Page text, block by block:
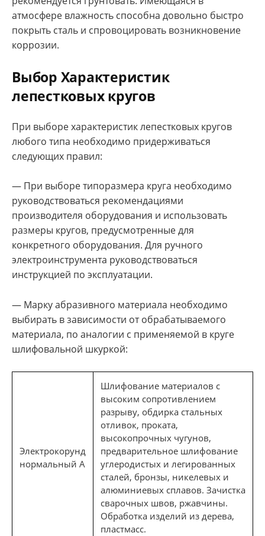
атмосфере влажность способна довольно быстро
покрыть сталь и спровоцировать возникновение
коррозии.
Выбор Характеристик
лепестковых кругов
При выборе характеристик лепестковых кругов
любого типа необходимо придерживаться
следующих правил:
— При выборе типоразмера круга необходимо
руководствоваться рекомендациями
производителя оборудования и использовать
размеры кругов, предусмотренные для
конкретного оборудования. Для ручного
электроинструмента руководствоваться
инструкцией по эксплуатации.
— Марку абразивного материала необходимо
выбирать в зависимости от обрабатываемого
материала, по аналогии с применяемой в круге
шлифовальной шкуркой:
Электрокорунд
нормальный А
Шлифование материалов с
высоким сопротивлением
разрыву, обдирка стальных
отливок, проката,
высокопрочных чугунов,
предварительное шлифование
углеродистых и легированных
сталей, бронзы, никелевых и
алюминиевых сплавов. Зачистка
сварочных швов, ржавчины.
Обработка изделий из дерева,
пластмасс.